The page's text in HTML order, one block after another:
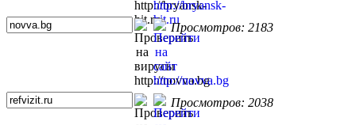
Просмотров: 2183
Просмотров: 2038